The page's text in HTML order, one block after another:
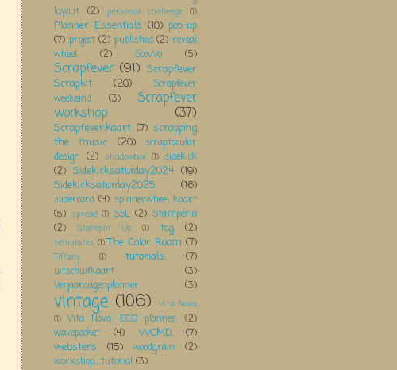
layout (2) personal challenge (1)
Planner Essentials (10) pop-up
(7) project (2) published (2) reveal
wheel
(2) ScoWo (5)
Scrapfever (91) Scrapfever
Scrapkit
(20)
Scrapfever
weekeind
(3) Scrapfever
workshop (37)
Scrapfever;kaart (7) scrapping
the music
(20)
scraptacular
design (2) shadowbox (1) sidekick
(2) Sidekicksaturday2024 (19)
Sidekicksaturday2025
(16)
slidercard (4) spinnerwheel kaart
(5) spread (1) SSL (2) Stampéria
(2)
Stampin' Up (1) tag (2)
templates (1) The Color Room (7)
Tiffany (1) tutorials; (7)
uitschuifkaart
(3)
Verjaardagenplanner
(3)
vintage (106)
Vita Nova
(1) Vita Nova; ECD planner; (2)
wavepocket
(4) WCMD
(7)
websters
(15) woodgrain
(2)
workshop_tutorial (3)